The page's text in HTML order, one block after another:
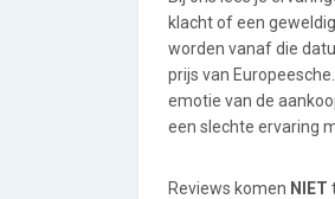
klacht of een
worden vanaf die
prijs van Europeesche.
emotie van de
een slechte ervaring
Reviews komen NIET